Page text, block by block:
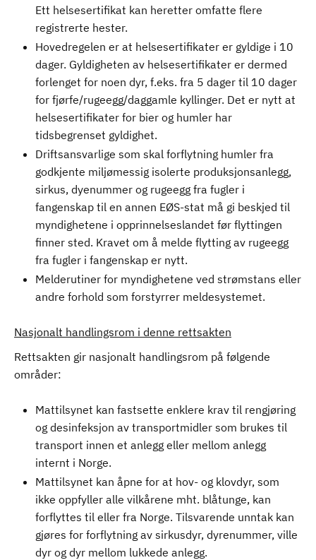
Ett helsesertifikat kan heretter omfatte flere
registrerte hester.
Hovedregelen er at helsesertifikater er gyldige i 10
dager. Gyldigheten av helsesertifikater er dermed
forlenget for noen dyr, f.eks. fra 5 dager til 10 dager
for fjørfe/rugeegg/daggamle kyllinger. Det er nytt at
helsesertifikater for bier og humler har
tidsbegrenset gyldighet.
Driftsansvarlige som skal forflytning humler fra
godkjente miljømessig isolerte produksjonsanlegg,
sirkus, dyenummer og rugeegg fra fugler i
fangenskap til en annen EØS-stat må gi beskjed til
myndighetene i opprinnelseslandet før flyttingen
finner sted. Kravet om å melde flytting av rugeegg
fra fugler i fangenskap er nytt.
Melderutiner for myndighetene ved strømstans eller
andre forhold som forstyrrer meldesystemet.
Nasjonalt handlingsrom i denne rettsakten
Rettsakten gir nasjonalt handlingsrom på følgende
områder:
Mattilsynet kan fastsette enklere krav til rengjøring
og desinfeksjon av transportmidler som brukes til
transport innen et anlegg eller mellom anlegg
internt i Norge.
Mattilsynet kan åpne for at hov- og klovdyr, som
ikke oppfyller alle vilkårene mht. blåtunge, kan
forflyttes til eller fra Norge. Tilsvarende unntak kan
gjøres for forflytning av sirkusdyr, dyrenummer, ville
dyr og dyr mellom lukkede anlegg.